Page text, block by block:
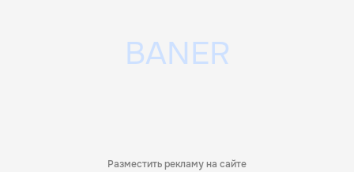
Разместить рекламу на сайте